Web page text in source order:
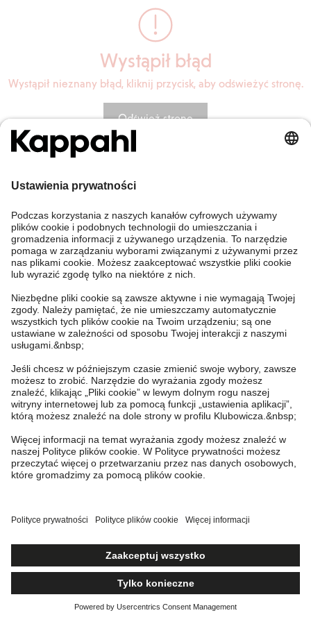
Wystąpił błąd
Wystąpił nieznany błąd, kliknij przycisk, aby odświeżyć stronę.
Odśwież stronę